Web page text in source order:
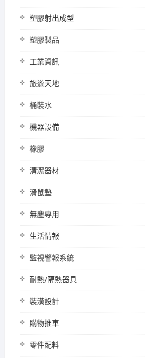
塑膠射出成型
塑膠製品
工業資訊
旅遊天地
桶裝水
機器設備
橡膠
清潔器材
滑鼠墊
無塵專用
生活情報
監視警報系統
耐熱/隔熱器具
裝潢設計
購物推車
零件配料